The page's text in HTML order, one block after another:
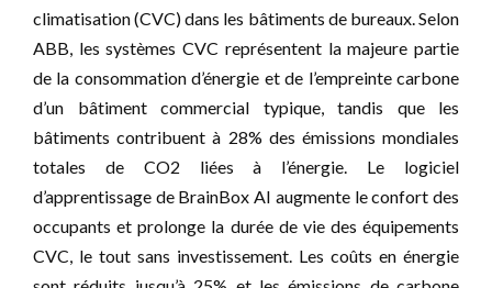
climatisation (CVC) dans les bâtiments de bureaux. Selon
ABB, les systèmes CVC représentent la majeure partie
de la consommation d’énergie et de l’empreinte carbone
d’un bâtiment commercial typique, tandis que les
bâtiments contribuent à 28% des émissions mondiales
totales de CO2 liées à l’énergie. Le logiciel
d’apprentissage de BrainBox AI augmente le confort des
occupants et prolonge la durée de vie des équipements
CVC, le tout sans investissement. Les coûts en énergie